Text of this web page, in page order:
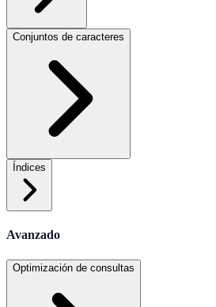
Conjuntos de caracteres
Índices
Avanzado
Optimización de consultas